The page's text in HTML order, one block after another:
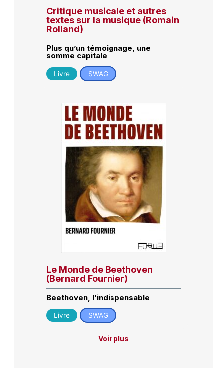
Critique musicale et autres
textes sur la musique (Romain
Rolland)
Plus qu’un témoignage, une
somme capitale
Livre SWAG
Le Monde de Beethoven
(Bernard Fournier)
Beethoven, l’indispensable
Livre SWAG
Voir plus